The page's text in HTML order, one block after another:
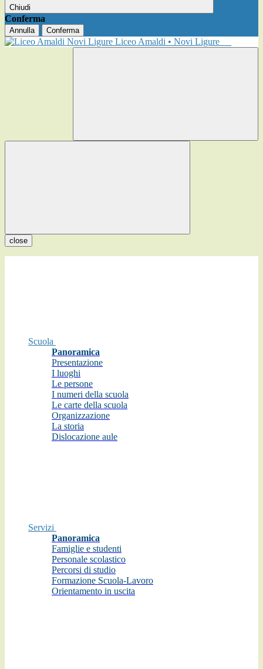
Chiudi
Conferma
Annulla Conferma
Liceo Amaldi • Novi Ligure
close
Scuola
Panoramica
Presentazione
I luoghi
Le persone
I numeri della scuola
Le carte della scuola
Organizzazione
La storia
Dislocazione aule
Servizi
Panoramica
Famiglie e studenti
Personale scolastico
Percorsi di studio
Formazione Scuola-Lavoro
Orientamento in uscita